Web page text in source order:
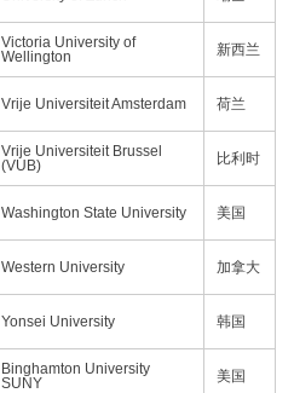
Victoria University of
Wellington
新西兰
Vrije Universiteit Amsterdam 荷兰
Vrije Universiteit Brussel
(VUB)
比利时
Washington State University 美国
Western University 加拿大
Yonsei University 韩国
Binghamton University
SUNY
美国